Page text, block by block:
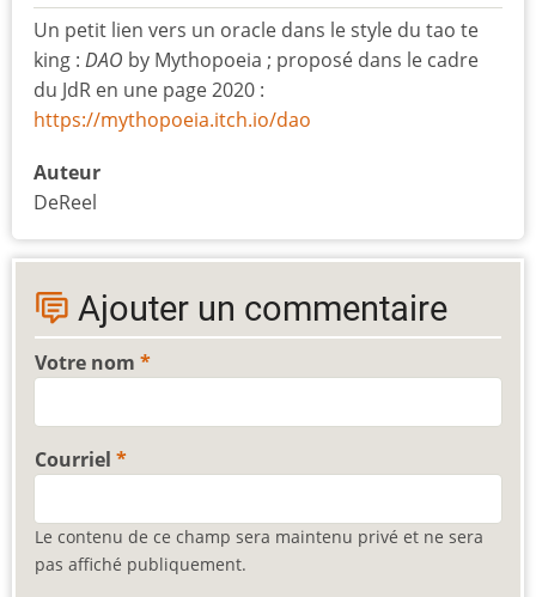
Un petit lien vers un oracle dans le style du tao te
king : DAO by Mythopoeia ; proposé dans le cadre
du JdR en une page 2020 :
https://mythopoeia.itch.io/dao
Auteur
DeReel
Ajouter un commentaire
Votre nom
Courriel
Le contenu de ce champ sera maintenu privé et ne sera
pas affiché publiquement.